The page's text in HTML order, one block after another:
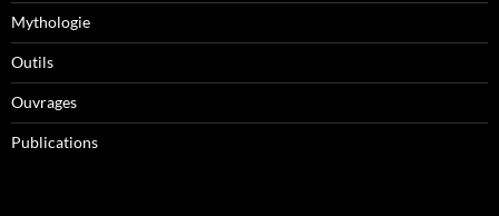
Mythologie
Outils
Ouvrages
Publications